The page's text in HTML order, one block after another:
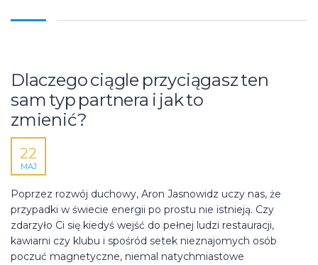
Dlaczego ciągle przyciągasz ten
sam typ partnera i jak to
zmienić?
22
MAJ
Poprzez rozwój duchowy, Aron Jasnowidz uczy nas, że
przypadki w świecie energii po prostu nie istnieją. Czy
zdarzyło Ci się kiedyś wejść do pełnej ludzi restauracji,
kawiarni czy klubu i spośród setek nieznajomych osób
poczuć magnetyczne, niemal natychmiastowe